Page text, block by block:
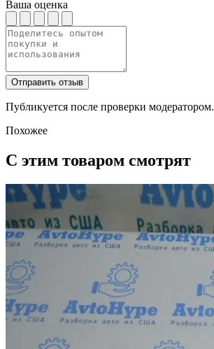
Ваша оценка
Отправить отзыв
Публикуется после проверки модератором.
Похожее
С этим товаром смотрят